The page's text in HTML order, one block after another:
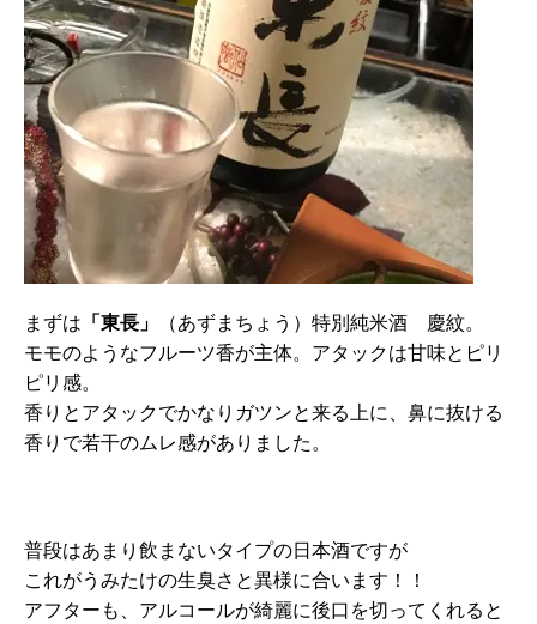
まずは 「東長」
（あずまちょう）特別純米酒 慶紋。
モモのようなフルーツ香が主体。アタックは甘味とピリ
ピリ感。
香りとアタックでかなりガツンと来る上に、鼻に抜ける
香りで若干のムレ感がありました。
普段はあまり飲まないタイプの日本酒ですが
これがうみたけの生臭さと異様に合います！！
アフターも、アルコールが綺麗に後口を切ってくれると